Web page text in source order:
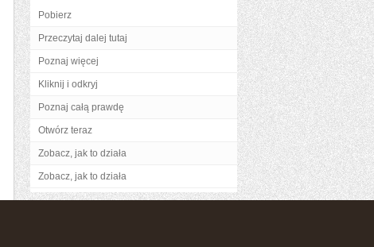
Pobierz
Przeczytaj dalej tutaj
Poznaj więcej
Kliknij i odkryj
Poznaj całą prawdę
Otwórz teraz
Zobacz, jak to działa
Zobacz, jak to działa